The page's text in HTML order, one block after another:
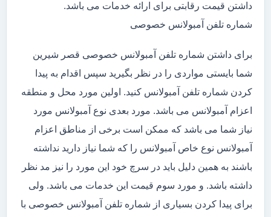
داشتن قیمت رقابتی برای ارائه خدمات می باشد.
شماره تلفن آمبولانس خصوصی
برای داشتن شماره تلفن آمبولانس خصوصی قصر شیرین
شما بایستی مواردی را در نظر بگیرید سپس اقدام به پیدا
کردن شماره تلفن آمبولانس کنید. اولین مورد محل و منطقه
اعزام آمبولانس می باشد. مورد بعدی نوع آمبولانس مورد
نیاز شما می باشد که ممکن است برخی از مناطق اعزام
آمبولانس نوع خاص آمبولانس را که شما نیاز دارید نداشته
باشند به همین دلیل باید در سرچ خود این مورد را نیز مد نظر
داشته باشد. و مورد سوم قیمت این خدمات می باشد. ولی
برای پیدا کردن بسیاری از شماره تلفن آمبولانس خصوصی با